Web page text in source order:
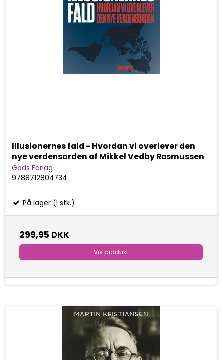
Illusionernes fald - Hvordan vi overlever den
nye verdensorden af Mikkel Vedby Rasmussen
Gads Forlag
9788712804734
På lager (1 stk.)
299,95 DKK
Vis produkt